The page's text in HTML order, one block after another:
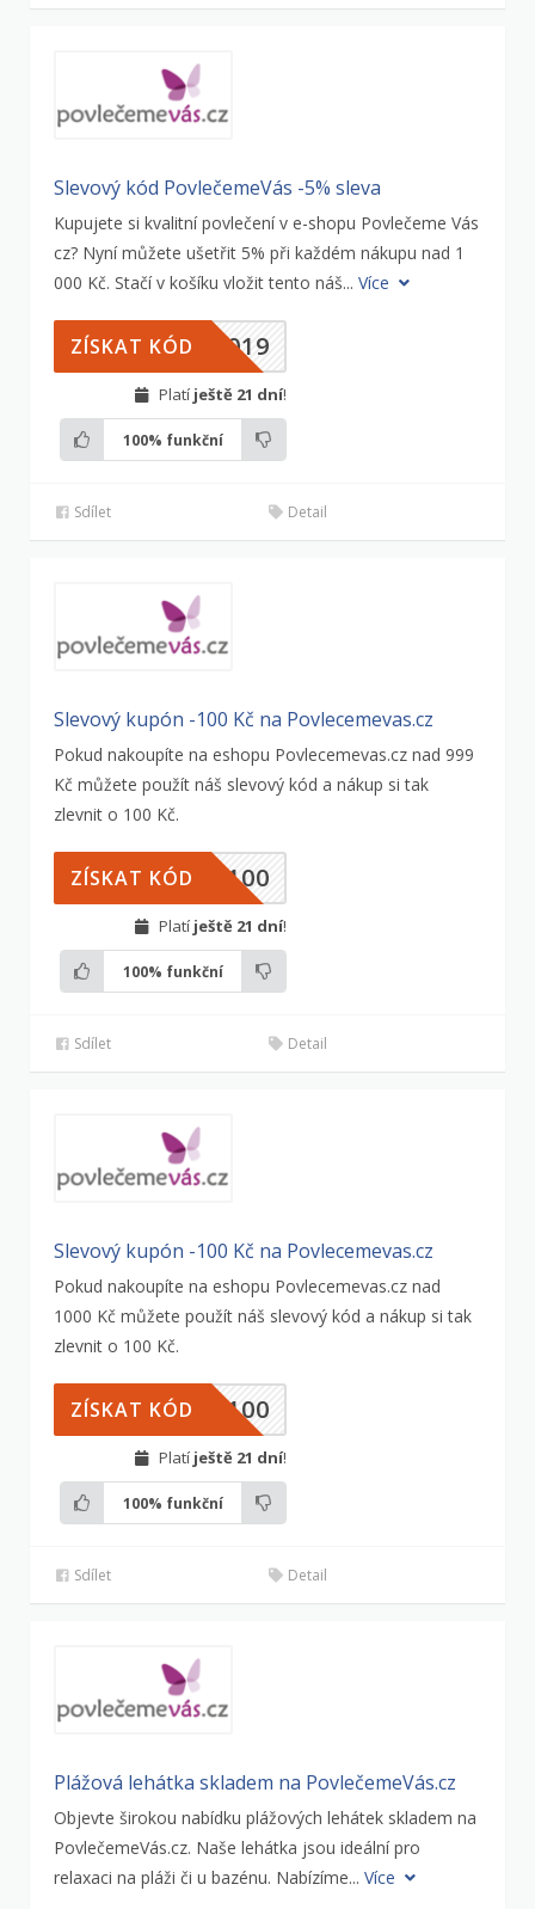
Slevový kód PovlečemeVás -5% sleva
Kupujete si kvalitní povlečení v e-shopu Povlečeme Vás
cz? Nyní můžete ušetřit 5% při každém nákupu nad 1
000 Kč. Stačí v košíku vložit tento náš... Více
1019
ZÍSKAT KÓD
Platí ještě 21 dní!
100% funkční
Sdílet Detail
Slevový kupón -100 Kč na Povlecemevas.cz
Pokud nakoupíte na eshopu Povlecemevas.cz nad 999
Kč můžete použít náš slevový kód a nákup si tak
zlevnit o 100 Kč.
A100
ZÍSKAT KÓD
Platí ještě 21 dní!
100% funkční
Sdílet Detail
Slevový kupón -100 Kč na Povlecemevas.cz
Pokud nakoupíte na eshopu Povlecemevas.cz nad
1000 Kč můžete použít náš slevový kód a nákup si tak
zlevnit o 100 Kč.
A100
ZÍSKAT KÓD
Platí ještě 21 dní!
100% funkční
Sdílet Detail
Plážová lehátka skladem na PovlečemeVás.cz
Objevte širokou nabídku plážových lehátek skladem na
PovlečemeVás.cz. Naše lehátka jsou ideální pro
relaxaci na pláži či u bazénu. Nabízíme... Více